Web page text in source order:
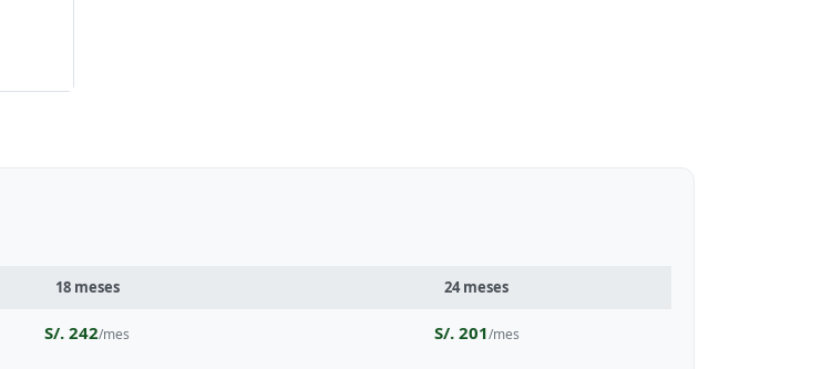
18 meses 24 meses
S/. 242/mes S/. 201/mes